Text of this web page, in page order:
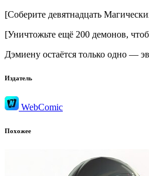
[Соберите девятнадцать
[Уничтожьте ещё 200 демонов,
Дэмиену остаётся только одно —
Издатель
WebComic
Похожее